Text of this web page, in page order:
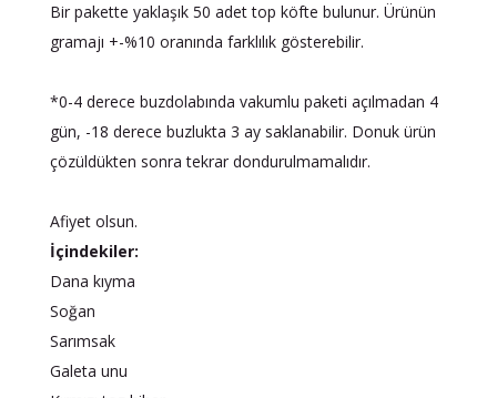
Bir pakette yaklaşık 50 adet top köfte bulunur. Ürünün
gramajı +-%10 oranında farklılık gösterebilir.
*0-4 derece buzdolabında vakumlu paketi açılmadan 4
gün, -18 derece buzlukta 3 ay saklanabilir. Donuk ürün
çözüldükten sonra tekrar dondurulmamalıdır.
Afiyet olsun.
İçindekiler:
Dana kıyma
Soğan
Sarımsak
Galeta unu